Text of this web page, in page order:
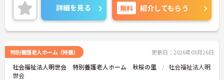
詳細を見る 無料 紹介してもらう
特別養護老人ホーム（特養） 更新日：2026年03月26日
社会福祉法人明世会 特別養護老人ホーム 秋桜の里
社会福祉法人明
世会